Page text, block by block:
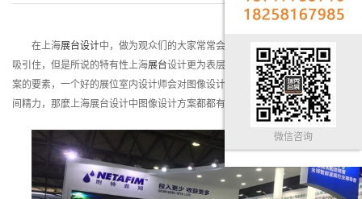
在上海展台设计中，做为观众们的大家常常会被 上海展台设计的丰富性所
吸引住，但是所说的特有性上海展台设计更为表层的含义便是它的图像设计方
案的要素，一个好的展位室内设计师会对图像设计方案上付出许多的精力与时
间精力，那麼上海展台设计中图像设计方案都都有哪些呢？
微信咨询